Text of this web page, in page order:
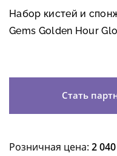
Набор кистей и
Gems Golden Hour
Стать
Розничная цена: 2